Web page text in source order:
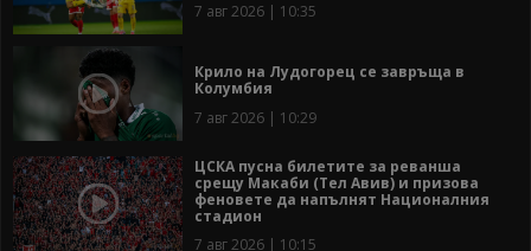
7 авг 2026 | 10:35
Крило на Лудогорец се завръща в
Колумбия
7 авг 2026 | 10:29
ЦСКА пусна билетите за реванша
срещу Макаби (Тел Авив) и призова
феновете да напълнят Националния
стадион
7 авг 2026 | 10:15